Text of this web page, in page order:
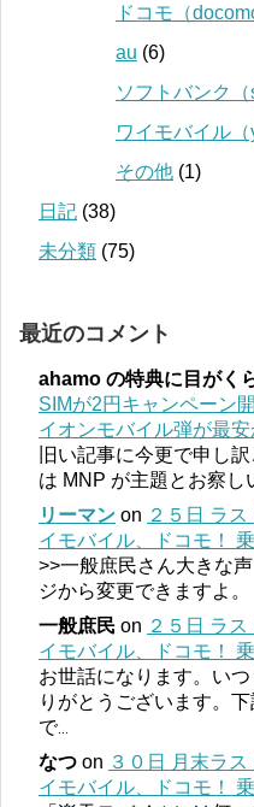
ドコモ（
au (6)
ソフトバンク（
ワイモバイル（
その他 (1)
日記 (38)
未分類 (75)
最近のコメント
ahamo の特典に目がく
SIMが2円キャンペーン
イオンモバイル弾が最安
旧い記事に今更で申し
は MNP が主題とお察し
リーマン on ２５日 ラ
イモバイル、ドコモ！
>>一般庶民さん大きな
ジから変更できますよ。
一般庶民 on ２５日 ラ
イモバイル、ドコモ！
お世話になります。い
りがとうございます。
で...
なつ on ３０日 月末ラ
イモバイル、ドコモ！